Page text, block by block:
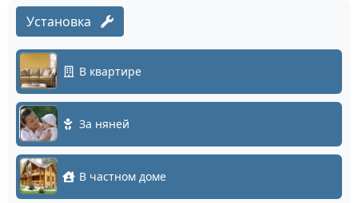
Установка
В квартире
За няней
В частном доме